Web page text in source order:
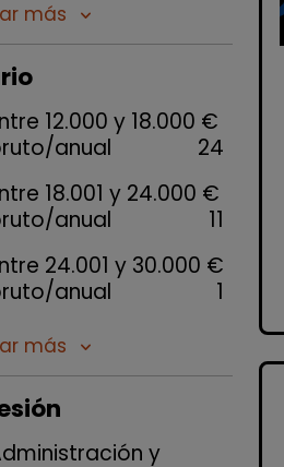
más keyboard_arrow_down
12.000 y 18.000 €
anual
24
18.001 y 24.000 €
anual
11
24.001 y 30.000 €
anual
1
más keyboard_arrow_down
y